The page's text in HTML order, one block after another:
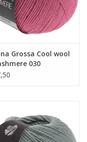
Grossa Cool wool
030